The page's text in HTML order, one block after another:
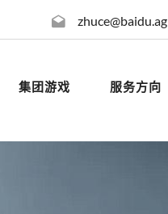
zhuce@baidu.ag
集团游戏 服务方向